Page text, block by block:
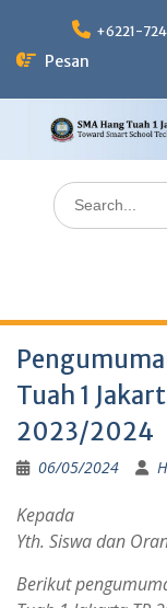
content
+6221-
Pesan
Search
for:
Tuah 1
2023/2024
06/05/2024
Kepada
Yth. Siswa dan
Berikut